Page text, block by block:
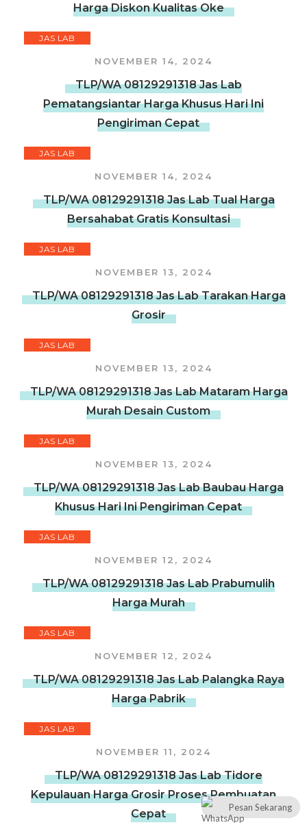
Harga Diskon Kualitas Oke
JAS LAB
NOVEMBER 14, 2024
TLP/WA 08129291318 Jas Lab
Pematangsiantar Harga Khusus Hari Ini
Pengiriman Cepat
JAS LAB
NOVEMBER 14, 2024
TLP/WA 08129291318 Jas Lab Tual Harga
Bersahabat Gratis Konsultasi
JAS LAB
NOVEMBER 13, 2024
TLP/WA 08129291318 Jas Lab Tarakan Harga
Grosir
JAS LAB
NOVEMBER 13, 2024
TLP/WA 08129291318 Jas Lab Mataram Harga
Murah Desain Custom
JAS LAB
NOVEMBER 13, 2024
TLP/WA 08129291318 Jas Lab Baubau Harga
Khusus Hari Ini Pengiriman Cepat
JAS LAB
NOVEMBER 12, 2024
TLP/WA 08129291318 Jas Lab Prabumulih
Harga Murah
JAS LAB
NOVEMBER 12, 2024
TLP/WA 08129291318 Jas Lab Palangka Raya
Harga Pabrik
JAS LAB
NOVEMBER 11, 2024
TLP/WA 08129291318 Jas Lab Tidore
Kepulauan Harga Grosir Proses Pembuatan
Cepat
Pesan Sekarang